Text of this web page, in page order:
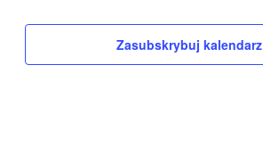
Zasubskrybuj kalendarz